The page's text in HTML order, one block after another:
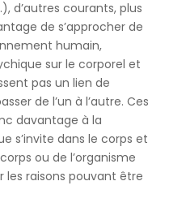
d’autres courants, plus
de s’approcher de
humain,
sur le corporel et
pas un lien de
de l’un à l’autre. Ces
davantage à la
s’invite dans le corps et
ou de l’organisme
raisons pouvant être